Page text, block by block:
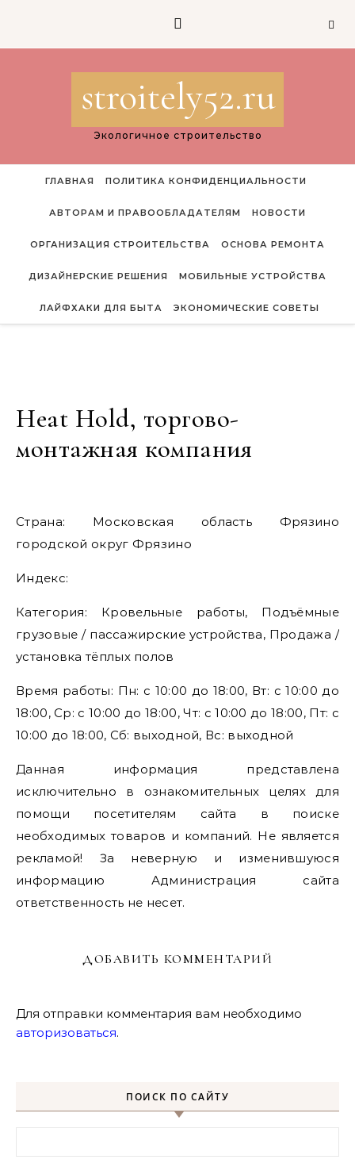
stroitely52.ru
Экологичное строительство
ГЛАВНАЯ ПОЛИТИКА КОНФИДЕНЦИАЛЬНОСТИ
АВТОРАМ И ПРАВООБЛАДАТЕЛЯМ НОВОСТИ
ОРГАНИЗАЦИЯ СТРОИТЕЛЬСТВА ОСНОВА РЕМОНТА
ДИЗАЙНЕРСКИЕ РЕШЕНИЯ МОБИЛЬНЫЕ УСТРОЙСТВА
ЛАЙФХАКИ ДЛЯ БЫТА ЭКОНОМИЧЕСКИЕ СОВЕТЫ
Heat Hold, торгово-
монтажная компания
Страна: Московская область Фрязино
городской округ Фрязино
Индекс:
Категория: Кровельные работы, Подъёмные
грузовые / пассажирские устройства, Продажа /
установка тёплых полов
Время работы: Пн: с 10:00 до 18:00, Вт: с 10:00 до
18:00, Ср: с 10:00 до 18:00, Чт: с 10:00 до 18:00, Пт: с
10:00 до 18:00, Сб: выходной, Вс: выходной
Данная информация представлена
исключительно в ознакомительных целях для
помощи посетителям сайта в поиске
необходимых товаров и компаний. Не является
рекламой! За неверную и изменившуюся
информацию Администрация сайта
ответственность не несет.
ДОБАВИТЬ КОММЕНТАРИЙ
Для отправки комментария вам необходимо
авторизоваться.
ПОИСК ПО САЙТУ